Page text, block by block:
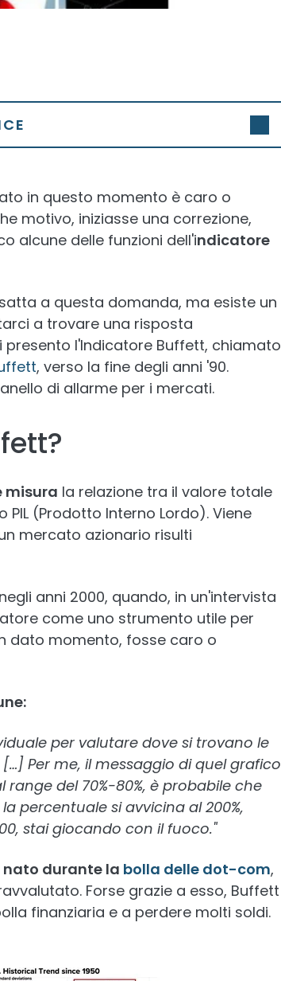
in questo momento è caro o
motivo, iniziasse una correzione,
alcune delle funzioni dell'indicatore
a questa domanda, ma esiste un
a trovare una risposta
l'Indicatore Buffett, chiamato
, verso la fine degli anni '90.
di allarme per i mercati.
misura la relazione tra il valore totale
(Prodotto Interno Lordo). Viene
mercato azionario risulti
anni 2000, quando, in un'intervista
come uno strumento utile per
dato momento, fosse caro o
per valutare dove si trovano le
Per me, il messaggio di quel grafico
del 70%-80%, è probabile che
percentuale si avvicina al 200%,
stai giocando con il fuoco."
nato durante la bolla delle dot-com,
Forse grazie a esso, Buffett
finanziaria e a perdere molti soldi.